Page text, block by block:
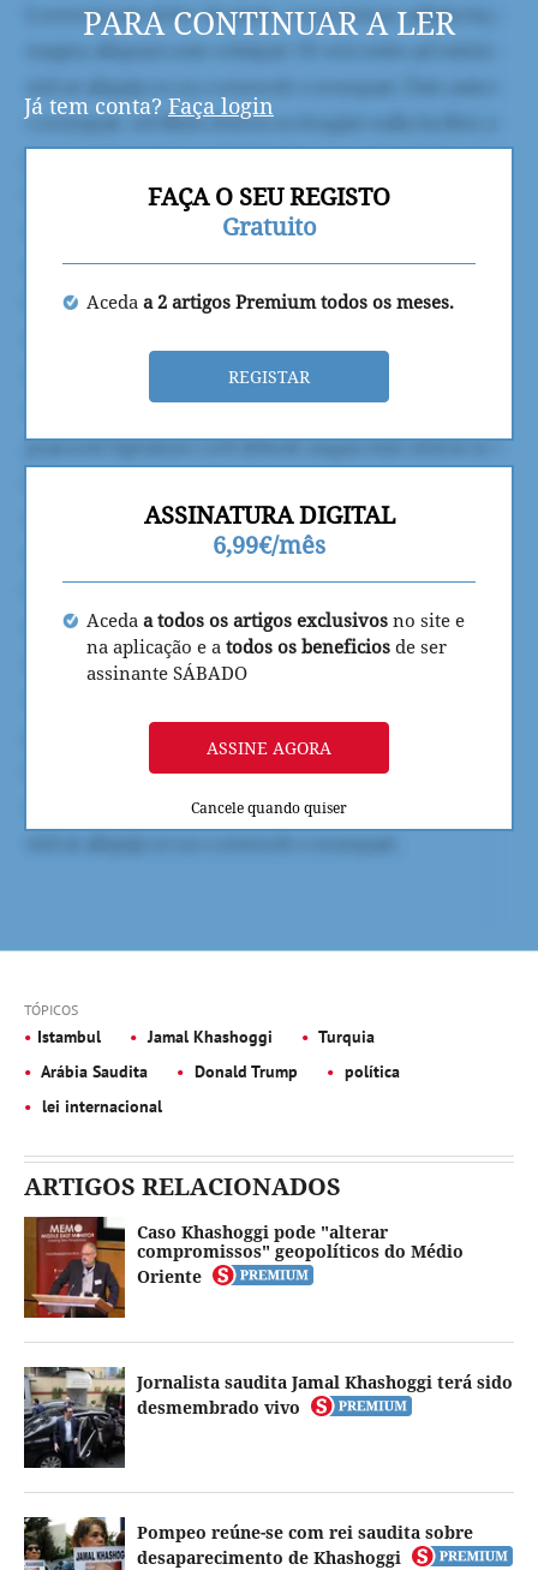
PARA CONTINUAR A LER
Já tem conta? Faça login
FAÇA O SEU REGISTO
Gratuito
Aceda a 2 artigos Premium todos os meses.
REGISTAR
ASSINATURA DIGITAL
6,99€/mês
Aceda a todos os artigos exclusivos no site e
na aplicação e a todos os beneficios de ser
assinante SÁBADO
ASSINE AGORA
Cancele quando quiser
TÓPICOS
Istambul Jamal Khashoggi
Turquia
Arábia Saudita
Donald Trump
política
lei internacional
ARTIGOS RELACIONADOS
Caso Khashoggi pode "alterar
compromissos" geopolíticos do Médio
Oriente
Jornalista saudita Jamal Khashoggi terá sido
desmembrado vivo
Pompeo reúne-se com rei saudita sobre
desaparecimento de Khashoggi